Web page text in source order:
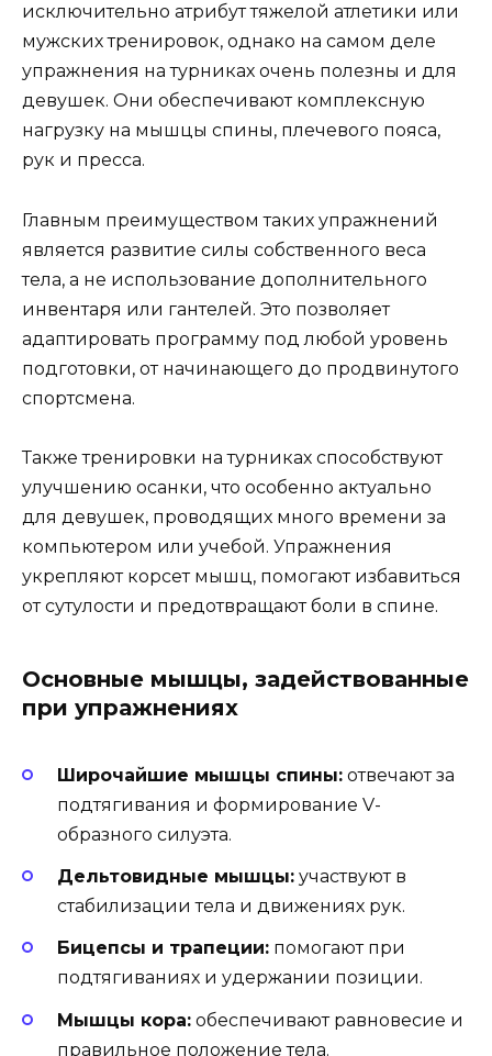
исключительно атрибут тяжелой атлетики или
мужских тренировок, однако на самом деле
упражнения на турниках очень полезны и для
девушек. Они обеспечивают комплексную
нагрузку на мышцы спины, плечевого пояса,
рук и пресса.
Главным преимуществом таких упражнений
является развитие силы собственного веса
тела, а не использование дополнительного
инвентаря или гантелей. Это позволяет
адаптировать программу под любой уровень
подготовки, от начинающего до продвинутого
спортсмена.
Также тренировки на турниках способствуют
улучшению осанки, что особенно актуально
для девушек, проводящих много времени за
компьютером или учебой. Упражнения
укрепляют корсет мышц, помогают избавиться
от сутулости и предотвращают боли в спине.
Основные мышцы, задействованные
при упражнениях
Широчайшие мышцы спины: отвечают за
подтягивания и формирование V-
образного силуэта.
Дельтовидные мышцы: участвуют в
стабилизации тела и движениях рук.
Бицепсы и трапеции: помогают при
подтягиваниях и удержании позиции.
Мышцы кора: обеспечивают равновесие и
правильное положение тела.